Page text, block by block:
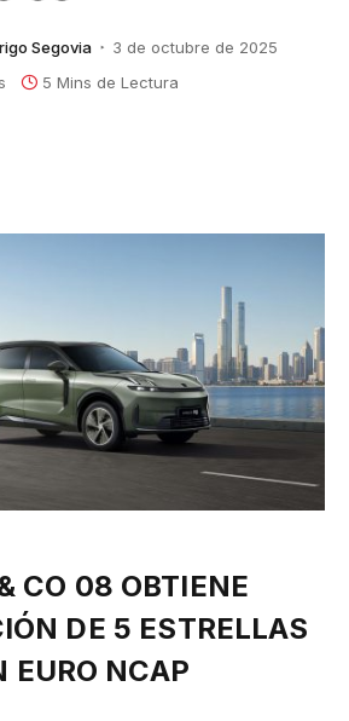
Segovia
3 de octubre de 2025
5 Mins de Lectura
CO 08 OBTIENE
DE 5 ESTRELLAS
EURO NCAP